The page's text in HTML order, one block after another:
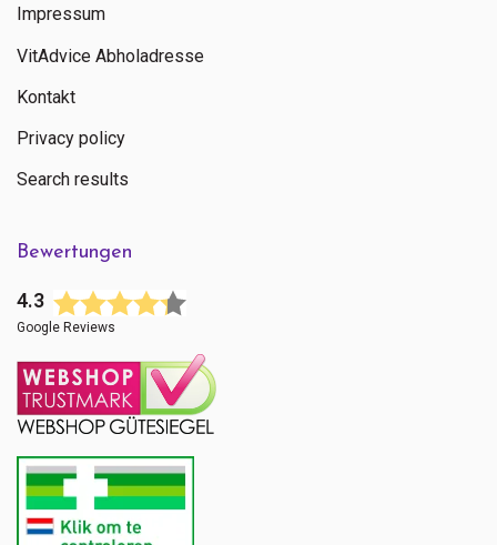
Impressum
VitAdvice Abholadresse
Kontakt
Privacy policy
Search results
Bewertungen
4.3
Google Reviews